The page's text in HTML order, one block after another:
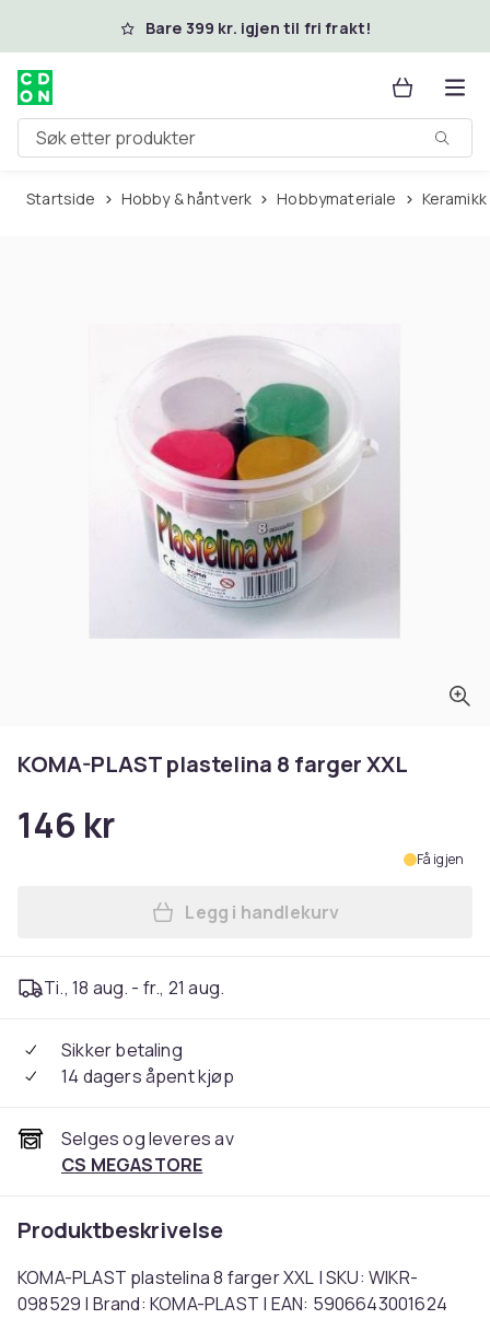
Hopp til hovedinnholdBare 399 kr. igjen til fri frakt!
Søk etter produkter
Startside Hobby & håntverk Hobbymateriale
KOMA-PLAST plastelina 8 farger XXL
146 kr
Få igjen
Legg KOMA-PLAST
Legg i handlekurv
Ti., 18 aug. - fr., 21 aug.
Sikker betaling
14 dagers åpent kjøp
Selges og leveres av
CS MEGASTORE
Produktbeskrivelse
KOMA-PLAST plastelina 8 farger XXL | SKU: WIKR-
098529 | Brand: KOMA-PLAST | EAN: 5906643001624